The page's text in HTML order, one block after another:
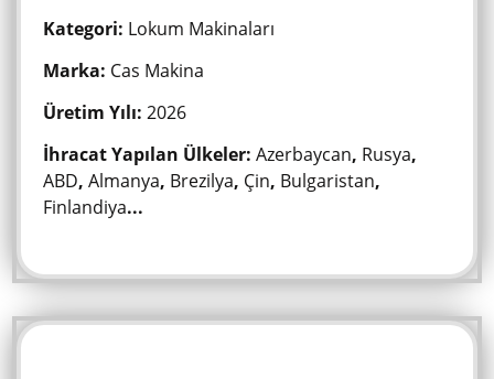
Kategori: Lokum Makinaları
Marka: Cas Makina
Üretim Yılı: 2026
İhracat Yapılan Ülkeler: Azerbaycan, Rusya,
ABD, Almanya, Brezilya, Çin, Bulgaristan,
Finlandiya...